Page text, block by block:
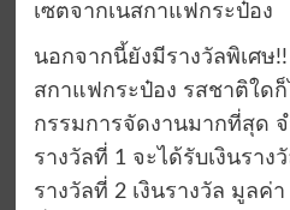
เซตจากเนสกาแฟกระป๋อง
นอกจากนี้ยังมีรางวัลพิเศษ
สกาแฟกระป๋อง รสชาติใด
กรรมการจัดงานมากที่สุด
รางวัลที่ 1 จะได้รับเงินราง
รางวัลที่ 2 เงินรางวัล มูลค่